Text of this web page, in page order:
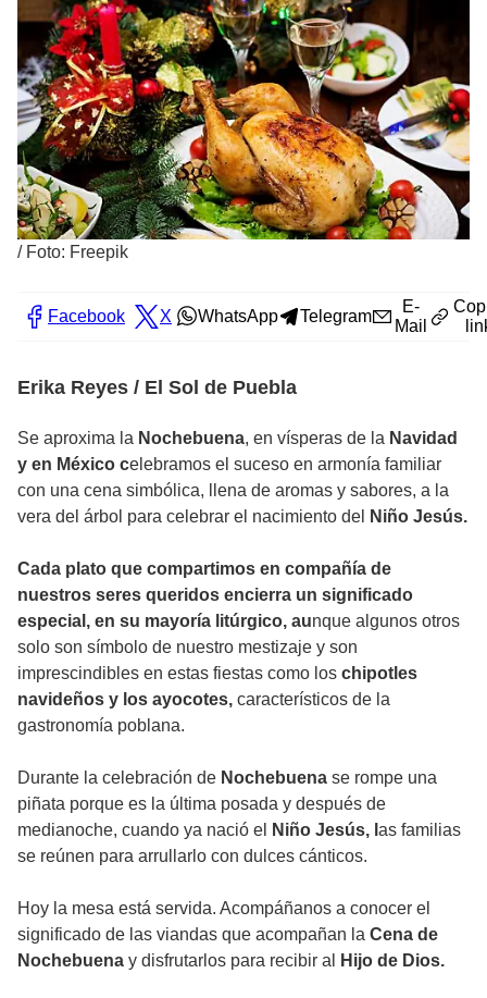
/ Foto: Freepik
Facebook X WhatsApp Telegram
E-
Mail
Erika Reyes / El Sol de Puebla
Se aproxima la Nochebuena, en vísperas de la Navidad
y en México celebramos el suceso en armonía familiar
con una cena simbólica, llena de aromas y sabores, a la
vera del árbol para celebrar el nacimiento del
Niño Jesús.
Cada plato que compartimos en compañía de
nuestros seres queridos encierra un significado
especial, en su mayoría litúrgico, aunque algunos otros
solo son símbolo de nuestro mestizaje y son
imprescindibles en estas fiestas como los chipotles
navideños y los ayocotes, característicos de la
gastronomía poblana.
Durante la celebración de Nochebuena se rompe una
piñata porque es la última posada y después de
medianoche, cuando ya nació el
Niño Jesús, l as familias
se reúnen para arrullarlo con dulces cánticos.
Hoy la mesa está servida. Acompáñanos a conocer el
significado de las viandas que acompañan la Cena de
Nochebuena y disfrutarlos para recibir al Hijo de Dios.